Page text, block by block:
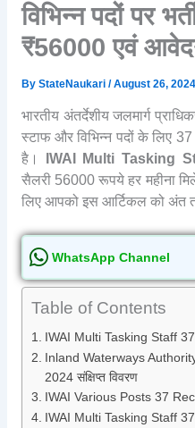
विभिन्न पदों पर
₹56000 एवं
By StateNaukari /August 26, 2024
भारतीय अंतर्देशीय जलमार्ग
स्टाफ और विभिन्न पदों के लिए 37
है।
IWAI Multi Tasking
सैलरी 56000 रूपये हर महीना
लिए आपको इस आर्टिकल को अंत
WhatsApp Channel
Table of Contents
IWAI Multi Tasking Staff
Inland Waterways
2024 संक्षिप्त विवरण
IWAI Various Posts 37
IWAI Multi Tasking Staff